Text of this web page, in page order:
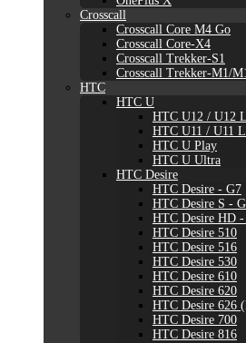
Crosscall
Crosscall Core M4 Go
Crosscall Core-X4
Crosscall Trekker-S1
Crosscall Trekker-M1/
HTC
HTC U
HTC U12 / U12
HTC U11 / U11
HTC U Play
HTC U Ultra
HTC Desire
HTC Desire - G7
HTC Desire S -
HTC Desire HD -
HTC Desire 510
HTC Desire 516
HTC Desire 530
HTC Desire 610
HTC Desire 620
HTC Desire 626
HTC Desire 700
HTC Desire 816